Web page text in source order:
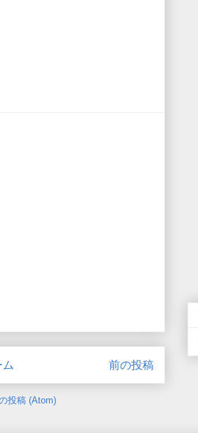
前の投稿
ム
投稿 (Atom)